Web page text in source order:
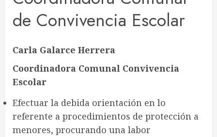
de Convivencia Escolar
Carla Galarce Herrera
Coordinadora Comunal Convivencia
Escolar
Efectuar la debida orientación en lo
referente a procedimientos de protección a
menores, procurando una labor